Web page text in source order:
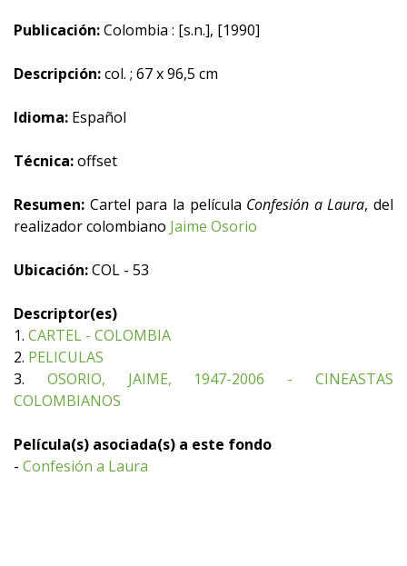
Publicación:Colombia : [s.n.], [1990]
Descripción:col. ; 67 x 96,5 cm
Idioma: Español
Técnica:offset
Resumen: Cartel para la película Confesión a Laura, del
realizador colombiano Jaime Osorio
Ubicación:COL - 53
Descriptor(es)
1. CARTEL - COLOMBIA
2. PELICULAS
3. OSORIO, JAIME, 1947-2006 - CINEASTAS
COLOMBIANOS
Película(s) asociada(s) a este fondo
- Confesión a Laura